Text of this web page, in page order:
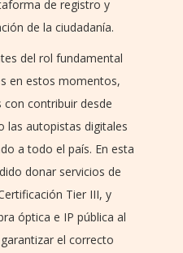
de registro y
de la ciudadanía.
del rol fundamental
en estos momentos,
contribuir desde
las autopistas digitales
a todo el país. En esta
donar servicios de
Tier III, y
óptica e IP pública al
el correcto